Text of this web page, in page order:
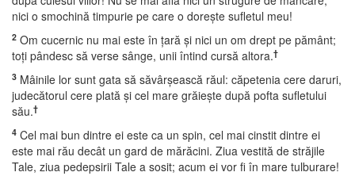
nici o smochină timpurie pe care o doreşte sufletul meu!
2 Om cucernic nu mai este în ţară şi nici un om drept pe pământ;
toţi pândesc să verse sânge, unii întind cursă altora.†
3 Mâinile lor sunt gata să săvârşească răul: căpetenia cere daruri,
judecătorul cere plată şi cel mare grăieşte după pofta sufletului
său.†
4 Cel mai bun dintre ei este ca un spin, cel mai cinstit dintre ei
este mai rău decât un gard de mărăcini. Ziua vestită de străjile
Tale, ziua pedepsirii Tale a sosit; acum ei vor fi în mare tulburare!